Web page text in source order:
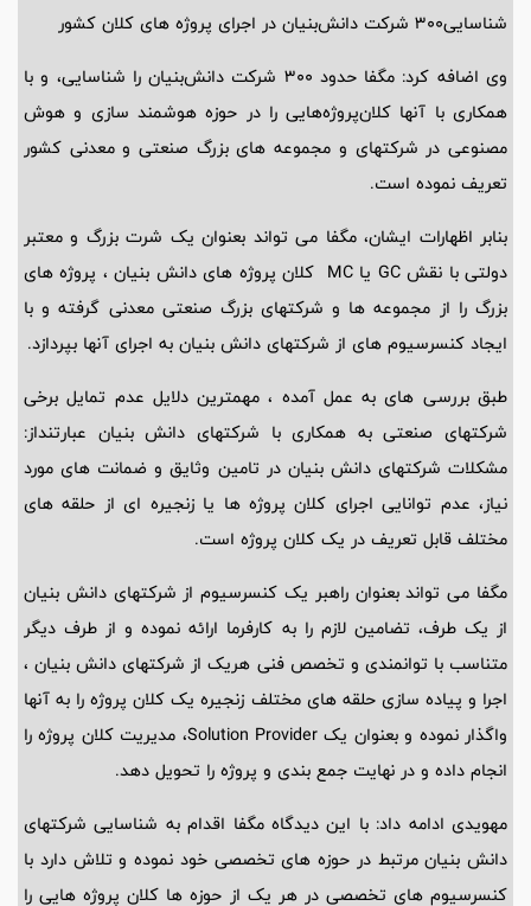
شناسایی۳۰۰ شرکت دانش‌بنیان در اجرای پروژه های کلان کشور
وی اضافه کرد: مگفا حدود ۳۰۰ شرکت دانش‌بنیان را شناسایی، و با
همکاری با آنها کلان‌پروژه‌هایی را در حوزه هوشمند سازی و هوش
مصنوعی در شرکتهای و مجموعه های بزرگ صنعتی و معدنی کشور
تعریف نموده است.
بنابر اظهارات ایشان، مگفا می تواند بعنوان یک شرت بزرگ و معتبر
دولتی با نقش GC یا MC کلان پروژه های دانش بنیان ، پروژه های
بزرگ را از مجموعه ها و شرکتهای بزرگ صنعتی معدنی گرفته و با
ایجاد کنسرسیوم های از شرکتهای دانش بنیان به اجرای آنها بپردازد.
طبق بررسی های به عمل آمده ، مهمترین دلایل عدم تمایل برخی
شرکتهای صنعتی به همکاری با شرکتهای دانش بنیان عبارتنداز:
مشکلات شرکتهای دانش بنیان در تامین وثایق و ضمانت های مورد
نیاز، عدم توانایی اجرای کلان پروژه ها یا زنجیره ای از حلقه های
مختلف قابل تعریف در یک کلان پروژه است.
مگفا می تواند بعنوان راهبر یک کنسرسیوم از شرکتهای دانش بنیان
از یک طرف، تضامین لازم را به کارفرما ارائه نموده و از طرف دیگر
متناسب با توانمندی و تخصص فنی هریک از شرکتهای دانش بنیان ،
اجرا و پیاده سازی حلقه های مختلف زنجیره یک کلان پروژه را به آنها
واگذار نموده و بعنوان یک Solution Provider، مدیریت کلان پروژه را
انجام داده و در نهایت جمع بندی و پروژه را تحویل دهد.
مهویدی ادامه داد: با این دیدگاه مگفا اقدام به شناسایی شرکتهای
دانش بنیان مرتبط در حوزه های تخصصی خود نموده و تلاش دارد با
کنسرسیوم های تخصصی در هر یک از حوزه ها کلان پروژه هایی را